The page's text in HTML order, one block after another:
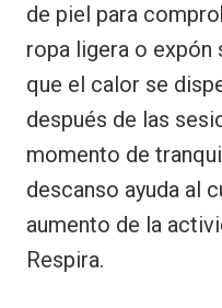
de piel para
ropa ligera o expón
que el calor se
después de las
momento de
descanso ayuda al
aumento de la
Respira.